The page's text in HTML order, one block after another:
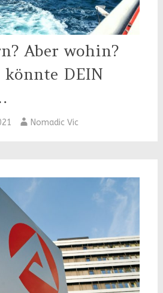
Aber wohin?
DEIN
Nomadic Vic